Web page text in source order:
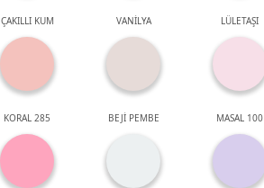
ÇAKILLI KUM VANİLYA LÜLETAŞI
KORAL 285 BEJİ PEMBE MASAL 100